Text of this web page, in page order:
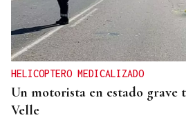
HELICOPTERO MEDICALIZADO
Un motorista en estado grave
Velle